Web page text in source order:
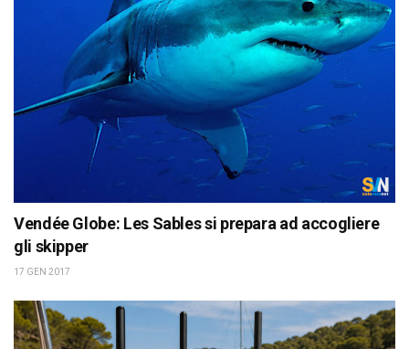
Vendée Globe: Les Sables si prepara ad accogliere
gli skipper
17 GEN 2017